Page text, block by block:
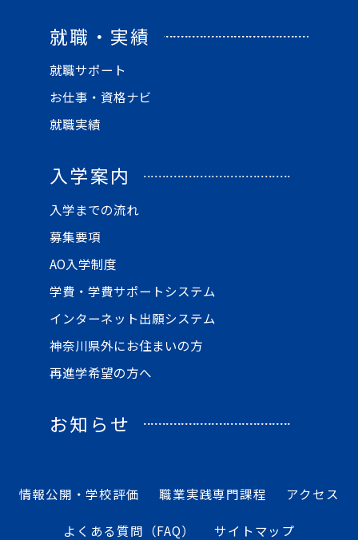
就職・実績
就職サポート
お仕事・資格ナビ
就職実績
入学案内
入学までの流れ
募集要項
AO入学制度
学費・学費サポートシステム
インターネット出願システム
神奈川県外にお住まいの方
再進学希望の方へ
お知らせ
情報公開・学校評価 職業実践専門課程 アクセス
よくある質問（FAQ） サイトマップ